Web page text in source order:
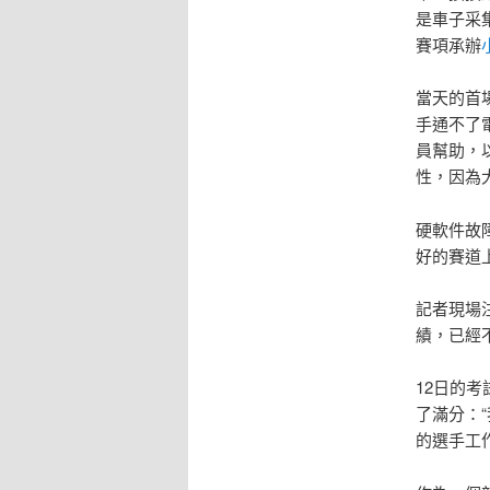
是車子采
賽項承辦
當天的首
手通不了
員幫助，
性，因為
硬軟件故
好的賽道
記者現場
績，已經
12日的考
了滿分：
的選手工